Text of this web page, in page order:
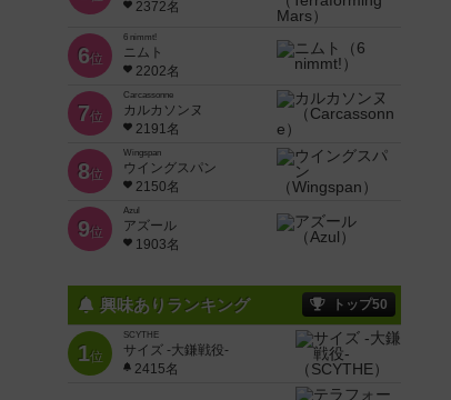
2372名
6位
6 nimmt!
ニムト
2202名
7位
Carcassonne
カルカソンヌ
2191名
8位
Wingspan
ウイングスパン
2150名
9位
Azul
アズール
1903名
興味ありランキング トップ50
1位
SCYTHE
サイズ -大鎌戦役-
2415名